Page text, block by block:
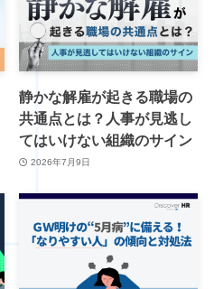
静かな解雇が起きる職場の
共通点とは？人事が見逃し
てはいけない組織のサイン
2026年7月9日